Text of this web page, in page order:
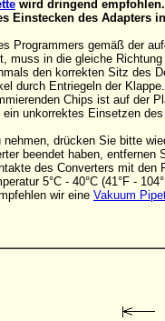
wird dringend empfohlen.
Einstecken des Adapters
Programmers gemäß der
muss in die gleiche
den korrekten Sitz des
durch Entriegeln der
Chips ist auf der
unkorrektes Einsetzen
drücken Sie bitte
beendet haben,
des Converters mit
5°C - 40°C (41°F -
wir eine Vakuum